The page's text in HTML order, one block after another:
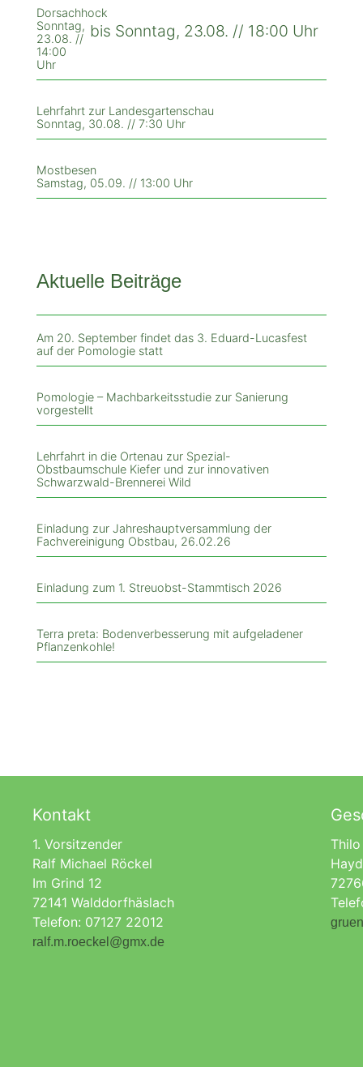
Dorsachhock
Sonntag,
23.08. //
14:00
Uhr
bis Sonntag, 23.08. // 18:00 Uhr
Lehrfahrt zur Landesgartenschau
Sonntag, 30.08. // 7:30 Uhr
Mostbesen
Samstag, 05.09. // 13:00 Uhr
Aktuelle Beiträge
Am 20. September findet das 3. Eduard-Lucasfest
auf der Pomologie statt
Pomologie – Machbarkeitsstudie zur Sanierung
vorgestellt
Lehrfahrt in die Ortenau zur Spezial-
Obstbaumschule Kiefer und zur innovativen
Schwarzwald-Brennerei Wild
Einladung zur Jahreshauptversammlung der
Fachvereinigung Obstbau, 26.02.26
Einladung zum 1. Streuobst-Stammtisch 2026
Terra preta: Bodenverbesserung mit aufgeladener
Pflanzenkohle!
Kontakt
1. Vorsitzender
Ralf Michael Röckel
Im Grind 12
72141 Walddorfhäslach
Telefon: 07127 22012
ralf.m.roeckel@gmx.de